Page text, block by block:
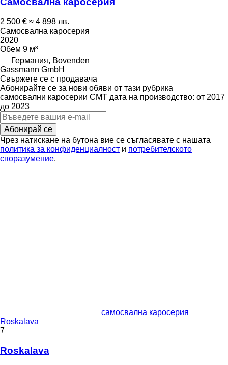
2 500 € ≈ 4 898 лв.
Самосвална каросерия
2020
Обем 9 м³
Германия, Bovenden
Gassmann GmbH
Свържете се с продавача
Абонирайте се за нови обяви от тази рубрика
самосвални каросерии CMT дата на производство: от 2017
до 2023
Абонирай се
Чрез натискане на бутона вие се съгласявате с нашата
политика за конфиденциалност и потребителското
споразумение.
самосвална каросерия
Roskalava
7
Roskalava